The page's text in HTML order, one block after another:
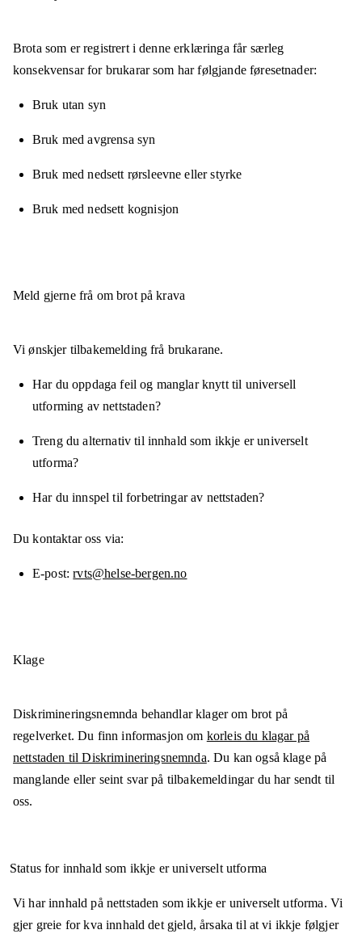
Brota som er registrert i denne erklæringa får særleg
konsekvensar for brukarar som har følgjande føresetnader:
Bruk utan syn
Bruk med avgrensa syn
Bruk med nedsett rørsleevne eller styrke
Bruk med nedsett kognisjon
Meld gjerne frå om brot på krava
Vi ønskjer tilbakemelding frå brukarane.
Har du oppdaga feil og manglar knytt til universell
utforming av nettstaden?
Treng du alternativ til innhald som ikkje er universelt
utforma?
Har du innspel til forbetringar av nettstaden?
Du kontaktar oss via:
E-post rvts@helse-bergen.no
Klage
Diskrimineringsnemnda behandlar klager om brot på
regelverket. Du finn informasjon om korleis du klagar på
nettstaden til Diskrimineringsnemnda. Du kan også klage på
manglande eller seint svar på tilbakemeldingar du har sendt til
oss.
Status for innhald som ikkje er universelt utforma
Vi har innhald på nettstaden som ikkje er universelt utforma. Vi
gjer greie for kva innhald det gjeld, årsaka til at vi ikkje følgjer